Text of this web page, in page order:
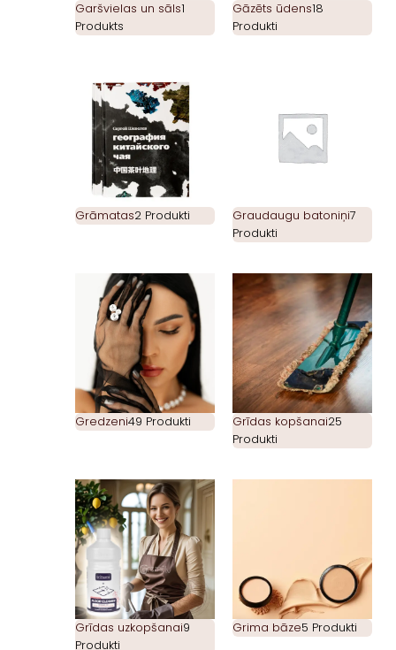
Garšvielas un sāls1
Produkts
Gāzēts ūdens18
Produkti
Grāmatas2 Produkti Graudaugu batoniņi7
Produkti
Gredzeni49 Produkti Grīdas kopšanai25
Produkti
Grīdas uzkopšanai9
Produkti
Grima bāze5 Produkti